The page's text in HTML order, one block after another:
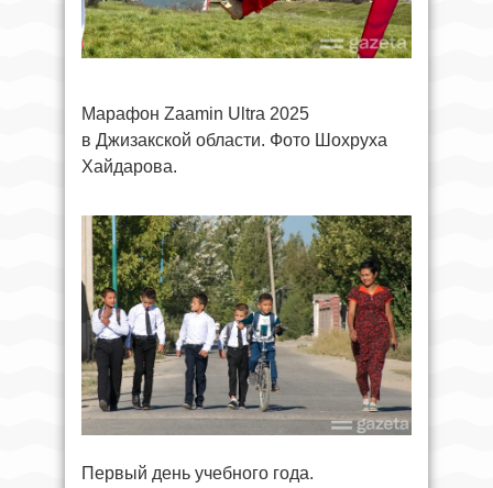
Марафон Zaamin Ultra 2025
в Джизакской области. Фото Шохруха
Хайдарова.
Первый день учебного года.